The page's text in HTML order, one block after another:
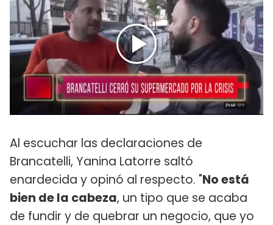
Al escuchar las declaraciones de
Brancatelli, Yanina Latorre saltó
enardecida y opinó al respecto. "No está
bien de la cabeza, un tipo que se acaba
de fundir y de quebrar un negocio, que yo